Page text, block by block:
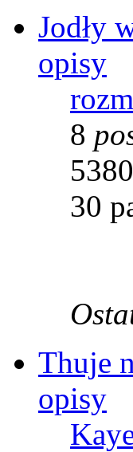
Jodły
opisy
8
5380
30
Thuje
opisy